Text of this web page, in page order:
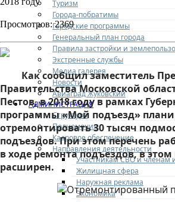
Туризм
Города-побратимы
Городские программы
Генеральный план города
Правила застройки и
Экстренные службы
Медиа галерея
Новости
Авиаград Жуковский
АДМИНИСТРАЦИЯ
Структура
Полномочия
Кадровое обеспечение
Направления деятельности
Участникам СВО и членам
Жилищная сфера
Наружная реклама
Экономика
Просмотров: 2369
Как сообщил заместитель
Правительства Московской
Пестов, в 2018 году в рамках
программы «Мой подъезд»
отремонтировать 30 тысяч
подъездов. При этом перечень
в ходе ремонта подъездов, в этом
расширен.